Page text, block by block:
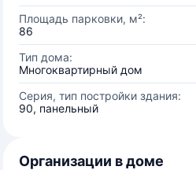
Площадь парковки, м²:
86
Тип дома:
Многоквартирный дом
Серия, тип постройки здания:
90, панельный
Организации в доме